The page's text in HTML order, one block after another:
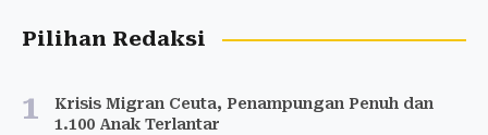
Pilihan Redaksi
1
Krisis Migran Ceuta, Penampungan Penuh dan
1.100 Anak Terlantar